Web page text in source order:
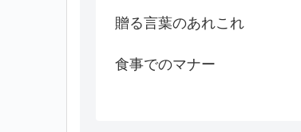
贈る言葉のあれこれ
食事でのマナー